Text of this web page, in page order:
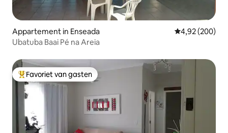
Appartement in Enseada Gemiddelde
4,92 (200)
Ubatuba Baai Pé na Areia
Topfavoriet van gasten
Favoriet van gasten